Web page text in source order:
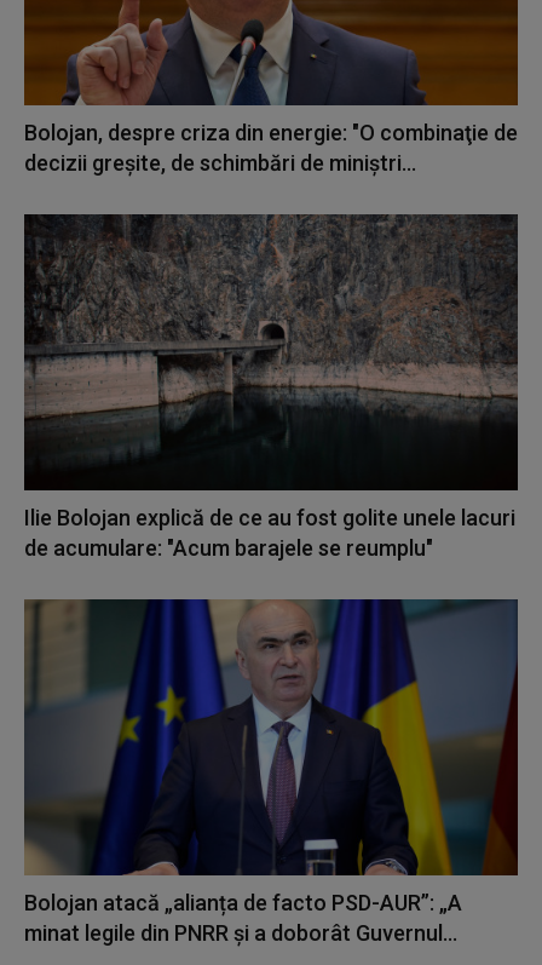
Bolojan, despre criza din energie: "O combinaţie de
decizii greşite, de schimbări de miniştri...
Ilie Bolojan explică de ce au fost golite unele lacuri
de acumulare: "Acum barajele se reumplu"
Bolojan atacă „alianța de facto PSD-AUR”: „A
minat legile din PNRR și a doborât Guvernul...